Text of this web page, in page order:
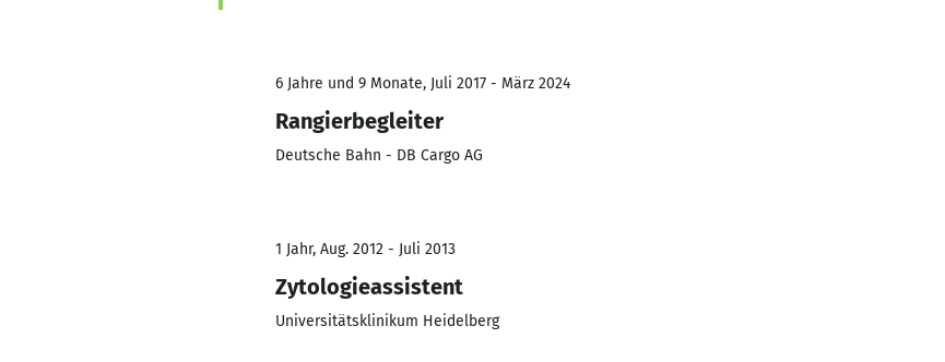
6 Jahre und 9 Monate, Juli 2017 - März 2024
Rangierbegleiter
Deutsche Bahn - DB Cargo AG
1 Jahr, Aug. 2012 - Juli 2013
Zytologieassistent
Universitätsklinikum Heidelberg